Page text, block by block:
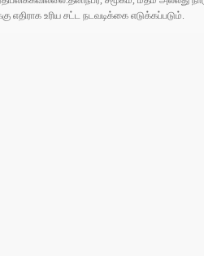
உரிய சட்ட நடவடிக்கை எடுக்கப்படும்.